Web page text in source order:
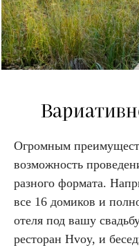
Огромным
возможность
разного формата.
все 16 домиков и
отеля под вашу
ресторан Hvoy, и